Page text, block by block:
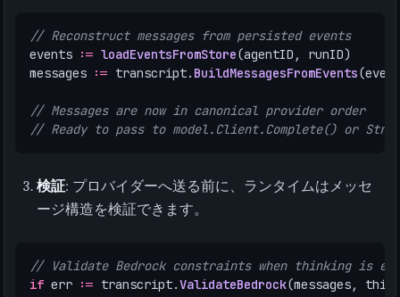
// Reconstruct messages from persisted events
events := loadEventsFromStore(agentID , runID)
messages := transcript. BuildMessagesFromEvents(
// Messages are now in canonical provider order
// Ready to pass to model.Client.Complete() or
検証: プロバイダーへ送る前に、ランタイムはメッセ
ージ構造を検証できます。
// Validate Bedrock constraints when thinking is
if err := transcript.ValidateBedrock(messages,